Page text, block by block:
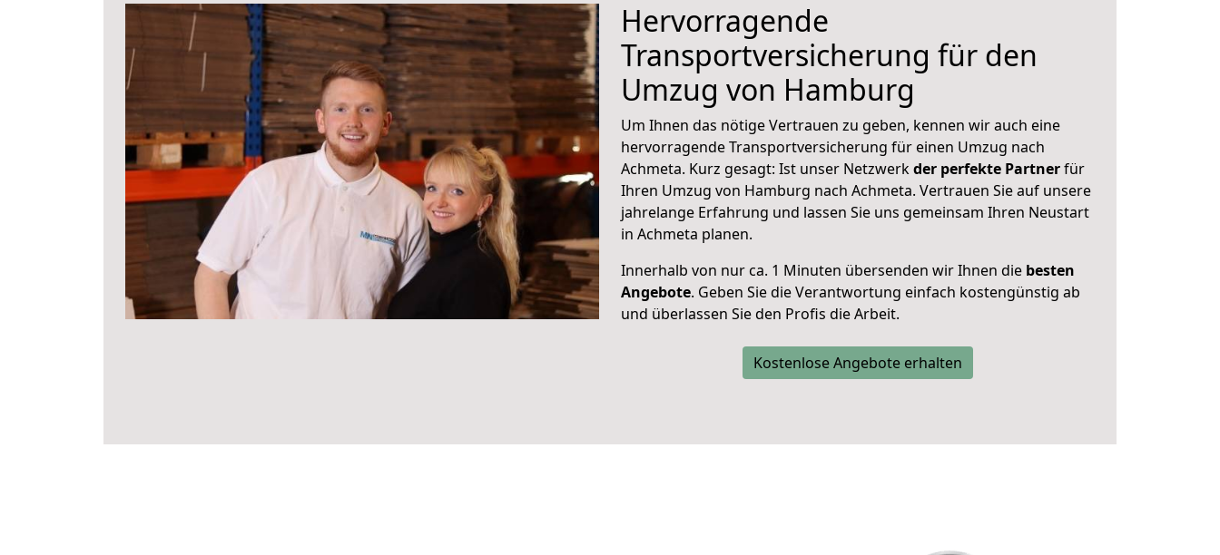
Hervorragende
Transportversicherung für den
Umzug von Hamburg
Um Ihnen das nötige Vertrauen zu geben, kennen wir auch eine
hervorragende Transportversicherung für einen Umzug nach
Achmeta. Kurz gesagt: Ist unser Netzwerkder perfekte Partnerfür
Ihren Umzug von Hamburg nach Achmeta. Vertrauen Sie auf unsere
jahrelange Erfahrung und lassen Sie uns gemeinsam Ihren Neustart
in Achmeta planen.
Innerhalb von nur ca. 1 Minuten übersenden wir Ihnen die besten
Angebote. Geben Sie die Verantwortung einfach kostengünstig ab
und überlassen Sie den Profis die Arbeit.
Kostenlose Angebote erhalten